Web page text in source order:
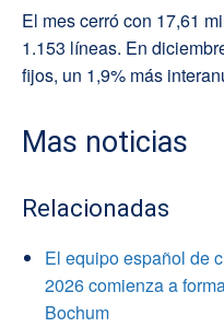
El mes cerró con 17,61
1.153 líneas. En
fijos, un 1,9% más
Mas noticias
Relacionadas
El equipo español de
2026 comienza a
Bochum